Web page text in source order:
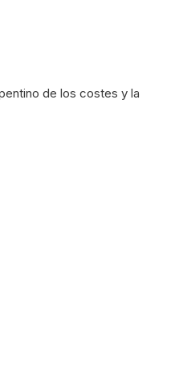
de los costes y la